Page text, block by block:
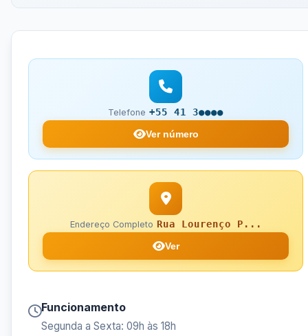
Telefone +55 41 3●●●●
Ver número
Endereço Completo Rua Lourenço P...
Ver
Funcionamento
Segunda a Sexta: 09h às 18h